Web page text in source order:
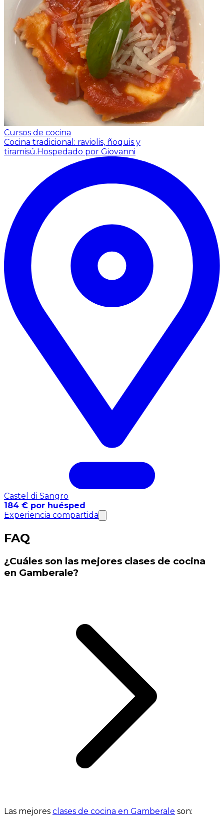
Cursos de cocina
Cocina tradicional: raviolis, ñoquis y
tiramisú. Hospedado por Giovanni
Castel di Sangro
184 € por huésped
Experiencia compartida
FAQ
¿Cuáles son las mejores clases de cocina
en Gamberale?
Las mejores clases de cocina en Gamberale son: